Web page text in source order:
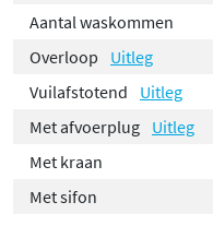
Aantal waskommen
Overloop
Uitleg
Vuilafstotend
Uitleg
Met afvoerplug Uitleg
Met kraan
Met sifon